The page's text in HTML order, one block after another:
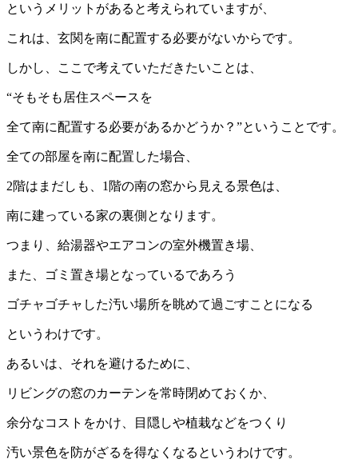
というメリットがあると考えられていますが、
これは、玄関を南に配置する必要がないからです。
しかし、ここで考えていただきたいことは、
“そもそも居住スペースを
全て南に配置する必要があるかどうか？”ということです。
全ての部屋を南に配置した場合、
2階はまだしも、1階の南の窓から見える景色は、
南に建っている家の裏側となります。
つまり、給湯器やエアコンの室外機置き場、
また、ゴミ置き場となっているであろう
ゴチャゴチャした汚い場所を眺めて過ごすことになる
というわけです。
あるいは、それを避けるために、
リビングの窓のカーテンを常時閉めておくか、
余分なコストをかけ、目隠しや植栽などをつくり
汚い景色を防がざるを得なくなるというわけです。